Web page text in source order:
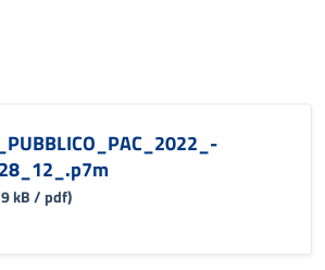
kB / pdf)